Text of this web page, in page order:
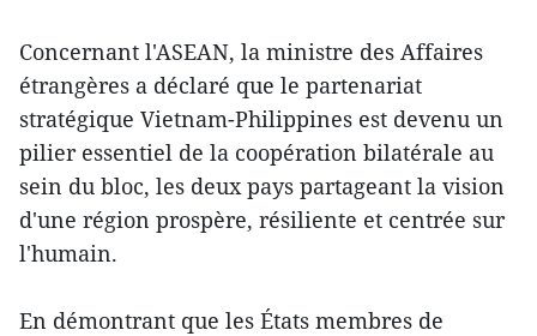
Concernant l'ASEAN, la ministre des Affaires
étrangères a déclaré que le partenariat
stratégique Vietnam-Philippines est devenu un
pilier essentiel de la coopération bilatérale au
sein du bloc, les deux pays partageant la vision
d'une région prospère, résiliente et centrée sur
l'humain.
En démontrant que les États membres de